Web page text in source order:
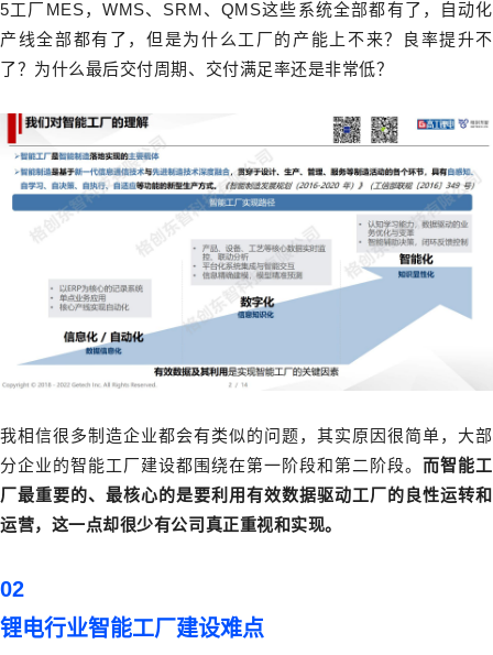
5工厂MES，WMS、SRM、QMS这些系统全部都有了，自动化
产线全部都有了，但是为什么工厂的产能上不来？良率提升不
了？为什么最后交付周期、交付满足率还是非常低？
我相信很多制造企业都会有类似的问题，其实原因很简单，大部
分企业的智能工厂建设都围绕在第一阶段和第二阶段。而智能工
厂最重要的、最核心的是要利用有效数据驱动工厂的良性运转和
运营，这一点却很少有公司真正重视和实现。
02
锂电行业智能工厂建设难点